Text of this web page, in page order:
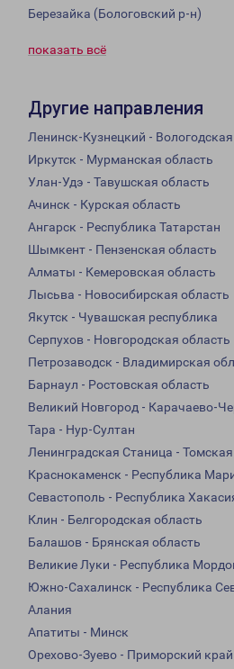
Березайка (Бологовский р-н)
показать всё
Другие направления
Ленинск-Кузнецкий -
Иркутск - Мурманская область
Улан-Удэ - Тавушская область
Ачинск - Курская область
Ангарск - Республика Татарстан
Шымкент - Пензенская область
Алматы - Кемеровская область
Лысьва - Новосибирская область
Якутск - Чувашская республика
Серпухов - Новгородская область
Петрозаводск - Владимирская
Барнаул - Ростовская область
Великий Новгород - Карачаево-
Тара - Нур-Султан
Ленинградская Станица -
Краснокаменск - Республика
Севастополь - Республика
Клин - Белгородская область
Балашов - Брянская область
Великие Луки - Республика
Южно-Сахалинск - Республика
Алания
Апатиты - Минск
Орехово-Зуево - Приморский край